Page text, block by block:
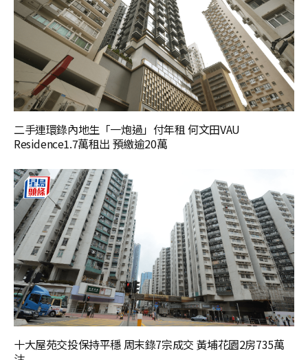
二手連環錄內地生「一炮過」付年租 何文田VAU
Residence1.7萬租出 預繳逾20萬
十大屋苑交投保持平穩 周末錄7宗成交 黃埔花園2房735萬